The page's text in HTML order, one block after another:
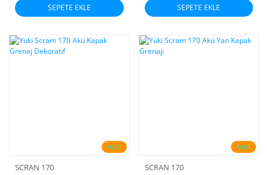
SEPETE EKLE
SEPETE EKLE
%10
SCRAN 170
%10
SCRAN 170